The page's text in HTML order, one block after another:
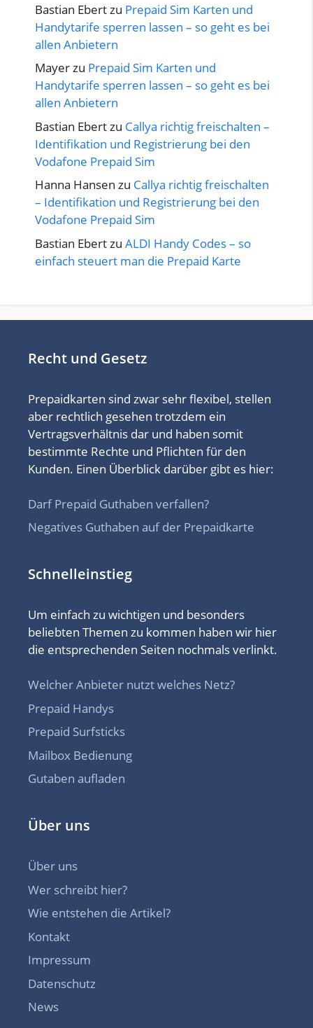
Bastian Ebertzu Prepaid Sim Karten und
Handytarife sperren lassen – so geht es bei
allen Anbietern
Mayerzu Prepaid Sim Karten und
Handytarife sperren lassen – so geht es bei
allen Anbietern
Bastian Ebertzu Callya richtig freischalten –
Identifikation und Registrierung bei den
Vodafone Prepaid Sim
Hanna Hansen zu Callya richtig freischalten
– Identifikation und Registrierung bei den
Vodafone Prepaid Sim
Bastian Ebertzu ALDI Handy Codes – so
einfach steuert man die Prepaid Karte
Recht und Gesetz
Prepaidkarten sind zwar sehr flexibel, stellen
aber rechtlich gesehen trotzdem ein
Vertragsverhältnis dar und haben somit
bestimmte Rechte und Pflichten für den
Kunden. Einen Überblick darüber gibt es hier:
Darf Prepaid Guthaben verfallen?
Negatives Guthaben auf der Prepaidkarte
Schnelleinstieg
Um einfach zu wichtigen und besonders
beliebten Themen zu kommen haben wir hier
die entsprechenden Seiten nochmals verlinkt.
Welcher Anbieter nutzt welches Netz?
Prepaid Handys
Prepaid Surfsticks
Mailbox Bedienung
Gutaben aufladen
Über uns
Über uns
Wer schreibt hier?
Wie entstehen die Artikel?
Kontakt
Impressum
Datenschutz
News